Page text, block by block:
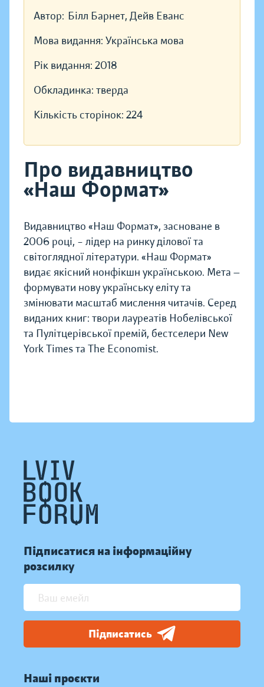
Автор: Білл Барнет, Дейв Еванс
Мова видання: Українська мова
Рік видання: 2018
Обкладинка: тверда
Кількість сторінок: 224
Про видавництво
«Наш Формат»
Видавництво «Наш Формат», засноване в
2006 році, – лідер на ринку ділової та
світоглядної літератури. «Наш Формат»
видає якісний нонфікшн українською. Мета —
формувати нову українську еліту та
змінювати масштаб мислення читачів. Серед
виданих книг: твори лауреатів Нобелівської
та Пулітцерівської премій, бестселери New
York Times та The Economist.
Підписатися на інформаційну
розсилку
Підписатись
Наші проєкти